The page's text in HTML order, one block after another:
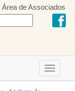
Área de Associados
Toggle